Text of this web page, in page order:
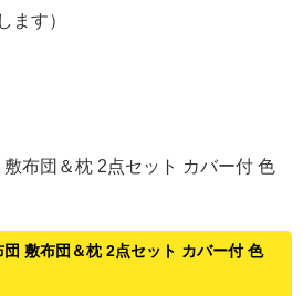
ます）
敷布団＆枕 2点セット カバー付 色
団 敷布団＆枕 2点セット カバー付 色